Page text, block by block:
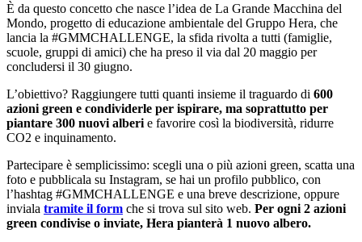
È da questo concetto che nasce l’idea de La Grande Macchina del
Mondo, progetto di educazione ambientale del Gruppo Hera, che
lancia la #GMMCHALLENGE, la sfida rivolta a tutti (famiglie,
scuole, gruppi di amici) che ha preso il via dal 20 maggio per
concludersi il 30 giugno.
L’obiettivo? Raggiungere tutti quanti insieme il traguardo di 600
azioni green e condividerle per ispirare, ma soprattutto per
piantare 300 nuovi alberi e favorire così la biodiversità, ridurre
CO2 e inquinamento.
Partecipare è semplicissimo: scegli una o più azioni green, scatta una
foto e pubblicala su Instagram, se hai un profilo pubblico, con
l’hashtag #GMMCHALLENGE e una breve descrizione, oppure
inviala tramite il form che si trova sul sito web. Per ogni 2 azioni
green condivise o inviate, Hera pianterà 1 nuovo albero.